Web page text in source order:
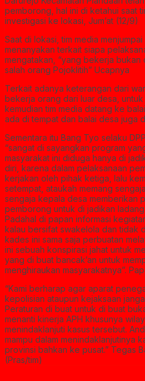
pemborong, hal ini di ketahui saat
investigasi ke lokasi, Jum’at (12/9)
Saat di lokasi, tim media
menanyakan terkait siapa
mengatakan, “yang bekerja bukan
salah orang Pojoklitih” Ucapnya
Terkait adanya keterangan dari
bekerja orang dari luar desa,
kemudian tim media datang ke
ada di tempat dan balai desa juga
Sementara itu Bang Tyo selaku
“sangat di sayangkan program
masyarakat ini diduga hanya di
diri, karena dalam pelaksanaan
kerjakan oleh pihak ketiga, lalu
setempat, ataukah memang
sengaja kepala desa memberikan
pemborong untuk di jadikan
Padahal di papan informasi
kalau bersifat swakelola dan tidak
kades ini sama saja perbuatan
ini sebuah konspirasi jahat untuk
yang di buat bancak’an untuk
menghiraukan masyarakatnya”.
“Kami berharap agar aparat
kepolisian ataupun kejaksaan
Peraturan di buat untuk di buat
menanti kinerja APH khusunya
menindaklanjuti kasus tersebut.
mampu dalam menindaklanjutinya
provinsi bahkan ke pusat.” Tegas
(Pras/tim)